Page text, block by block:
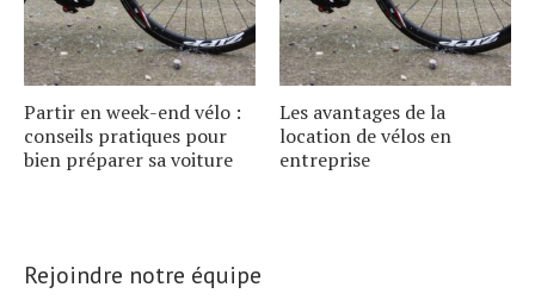
Partir en week-end vélo :
conseils pratiques pour
bien préparer sa voiture
Les avantages de la
location de vélos en
entreprise
Rejoindre notre équipe